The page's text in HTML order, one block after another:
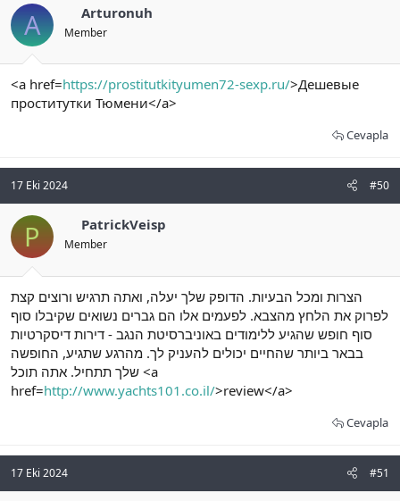
A Arturonuh
Member
<a href=https://prostitutkityumen72-sexp.ru/>Дешевые
проститутки Тюмени</a>
Cevapla
17 Eki 2024 #50
P PatrickVeisp
Member
הצרות ומכל הבעיות. הדופק שלך יעלה, ואתה תרגיש ורוצים קצת
לפרוק את הלחץ מהצבא. לפעמים אלו הם גברים נשואים שקיבלו סוף
סוף חופש שהגיע ללימודים באוניברסיטת הנגב - דירות דיסקרטיות
בבאר ביותר שהחיים יכולים להעניק לך. מהרגע שתגיע, החופשה
שלך תתחיל. אתה תוכל <a
href=http://www.yachts101.co.il/>review</a>
Cevapla
17 Eki 2024 #51